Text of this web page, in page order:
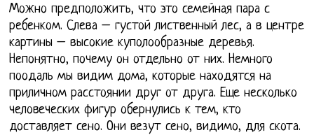
Можно предположить, что это семейная пара с
ребенком. Слева – густой лиственный лес, а в центре
картины – высокие куполообразные деревья.
Непонятно, почему он отдельно от них. Немного
поодаль мы видим дома, которые находятся на
приличном расстоянии друг от друга. Еще несколько
человеческих фигур обернулись к тем, кто
доставляет сено. Они везут сено, видимо, для скота.